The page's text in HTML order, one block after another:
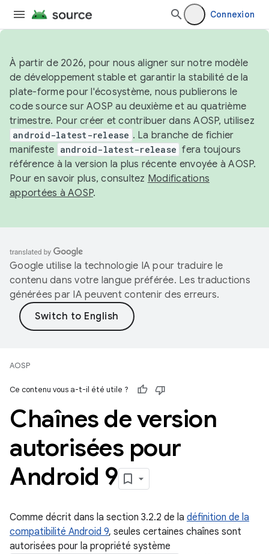
Connexion
À partir de 2026, pour nous aligner sur notre modèle
de développement stable et garantir la stabilité de la
plate-forme pour l'écosystème, nous publierons le
code source sur AOSP au deuxième et au quatrième
trimestre. Pour créer et contribuer dans AOSP, utilisez
android-latest-release . La branche de fichier
manifeste android-latest-release fera toujours
référence à la version la plus récente envoyée à AOSP.
Pour en savoir plus, consultez Modifications
apportées à AOSP.
Google utilise la technologie IA pour traduire le
contenu dans votre langue préférée. Les traductions
générées par IA peuvent contenir des erreurs.
AOSP
Ce contenu vous a-t-il été utile ?
Chaînes de version
autorisées pour
Android 9
Comme décrit dans la section 3.2.2 de la définition de la
compatibilité Android 9, seules certaines chaînes sont
autorisées pour la propriété système